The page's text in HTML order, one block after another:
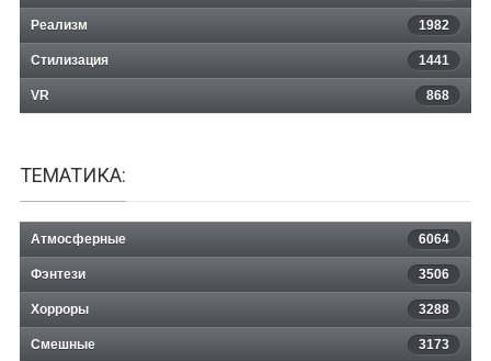
Реализм 1982
Стилизация 1441
VR 868
ТЕМАТИКА:
Атмосферные 6064
Фэнтези 3506
Хорроры 3288
Смешные 3173